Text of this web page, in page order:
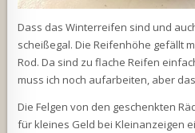
Dass das Winterreifen sind und
scheißegal. Die Reifenhöhe gefällt
Rod. Da sind zu flache Reifen
muss ich noch aufarbeiten, aber
Die Felgen von den geschenkten
für kleines Geld bei Kleinanzeigen